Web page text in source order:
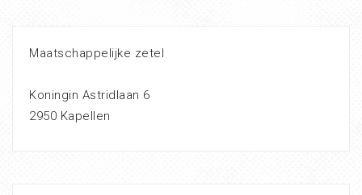
Maatschappelijke zetel
Koningin Astridlaan 6
2950 Kapellen